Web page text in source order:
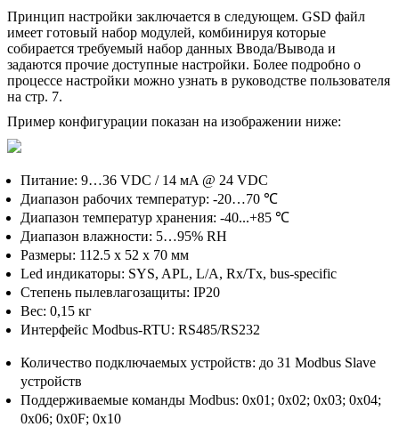
Принцип настройки заключается в следующем. GSD файл
имеет готовый набор модулей, комбинируя которые
собирается требуемый набор данных Ввода/Вывода и
задаются прочие доступные настройки. Более подробно о
процессе настройки можно узнать в руководстве пользователя
на стр. 7.
Пример конфигурации показан на изображении ниже:
Питание: 9…36 VDC / 14 мA @ 24 VDC
Диапазон рабочих температур: -20…70 ℃
Диапазон температур хранения: -40...+85 ℃
Диапазон влажности: 5…95% RH
Размеры: 112.5 x 52 x 70 мм
Led индикаторы: SYS, APL, L/A, Rx/Tx, bus-specific
Степень пылевлагозащиты: IP20
Вес: 0,15 кг
Интерфейс Modbus-RTU: RS485/RS232
Количество подключаемых устройств: до 31 Modbus Slave
устройств
Поддерживаемые команды Modbus: 0x01; 0x02; 0x03; 0x04;
0x06; 0x0F; 0x10